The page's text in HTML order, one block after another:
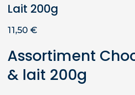
Lait 200g
11,50 €
Assortiment
& lait 200g